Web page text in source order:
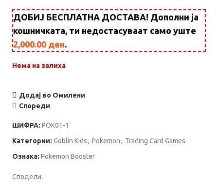
ДОБИЈ БЕСПЛАТНА ДОСТАВА! Дополни ја
кошничката, ти недостасуваат само уште
2,000.00 ден.
Нема на залиха
Додај во Омилени
Спореди
ШИФРА: POK01-1
Категории: Goblin Kids, Pokemon, Trading Card Games
Ознака: Pokemon Booster
Сподели: